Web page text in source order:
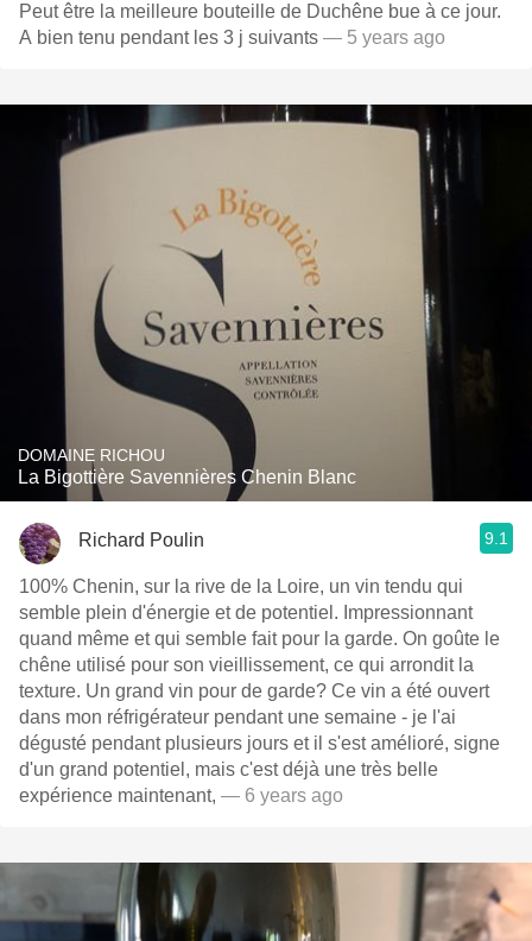
Peut être la meilleure bouteille de Duchêne bue à ce jour.
A bien tenu pendant les 3 j suivants — 5 years ago
DOMAINE RICHOU
La Bigottière Savennières Chenin Blanc
Richard Poulin 9.1
100% Chenin, sur la rive de la Loire, un vin tendu qui
semble plein d'énergie et de potentiel. Impressionnant
quand même et qui semble fait pour la garde. On goûte le
chêne utilisé pour son vieillissement, ce qui arrondit la
texture. Un grand vin pour de garde? Ce vin a été ouvert
dans mon réfrigérateur pendant une semaine - je l'ai
dégusté pendant plusieurs jours et il s'est amélioré, signe
d'un grand potentiel, mais c'est déjà une très belle
expérience maintenant, — 6 years ago